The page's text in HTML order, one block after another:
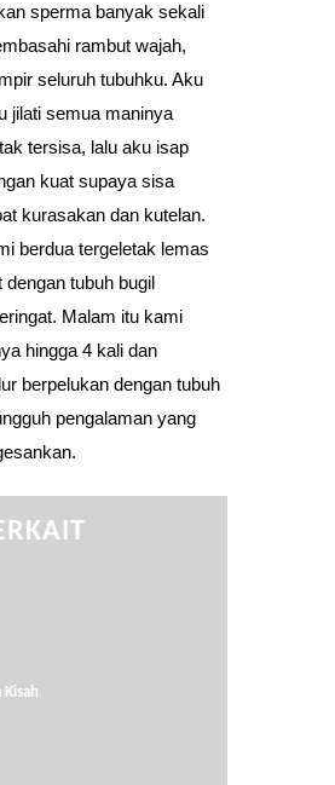
sperma banyak sekali
rambut wajah,
seluruh tubuhku. Aku
jilati semua maninya
tersisa, lalu aku isap
kuat supaya sisa
kurasakan dan kutelan.
berdua tergeletak lemas
dengan tubuh bugil
Malam itu kami
hingga 4 kali dan
berpelukan dengan tubuh
pengalaman yang